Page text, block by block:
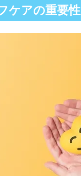
ケアの重要性